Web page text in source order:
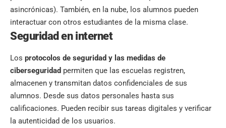
asincrónicas). También, en la nube, los alumnos pueden
interactuar con otros estudiantes de la misma clase.
Seguridad en internet
Los protocolos de seguridad y las medidas de
ciberseguridad permiten que las escuelas registren,
almacenen y transmitan datos confidenciales de sus
alumnos. Desde sus datos personales hasta sus
calificaciones. Pueden recibir sus tareas digitales y verificar
la autenticidad de los usuarios.